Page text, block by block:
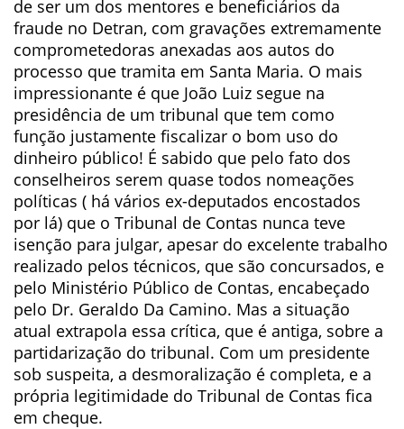
de ser um dos mentores e beneficiários da
fraude no Detran, com gravações extremamente
comprometedoras anexadas aos autos do
processo que tramita em Santa Maria. O mais
impressionante é que João Luiz segue na
presidência de um tribunal que tem como
função justamente fiscalizar o bom uso do
dinheiro público! É sabido que pelo fato dos
conselheiros serem quase todos nomeações
políticas ( há vários ex-deputados encostados
por lá) que o Tribunal de Contas nunca teve
isenção para julgar, apesar do excelente trabalho
realizado pelos técnicos, que são concursados, e
pelo Ministério Público de Contas, encabeçado
pelo Dr. Geraldo Da Camino. Mas a situação
atual extrapola essa crítica, que é antiga, sobre a
partidarização do tribunal. Com um presidente
sob suspeita, a desmoralização é completa, e a
própria legitimidade do Tribunal de Contas fica
em cheque.